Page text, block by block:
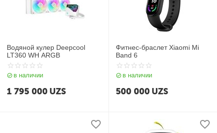
Водяной кулер Deepcool
LT360 WH ARGB
в наличии
1 795 000 UZS
Фитнес-браслет Xiaomi Mi
Band 6
в наличии
500 000 UZS